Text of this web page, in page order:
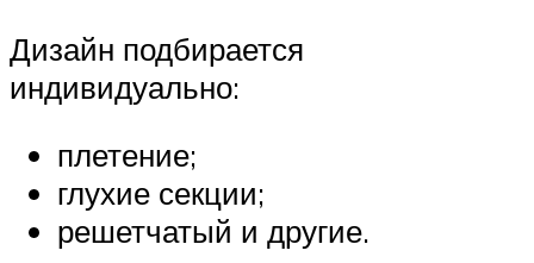
Дизайн подбирается
индивидуально:
плетение;
глухие секции;
решетчатый и другие.